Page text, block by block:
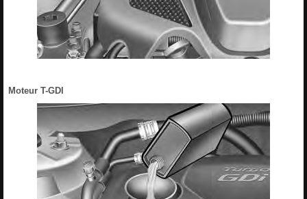
Moteur T-GDI